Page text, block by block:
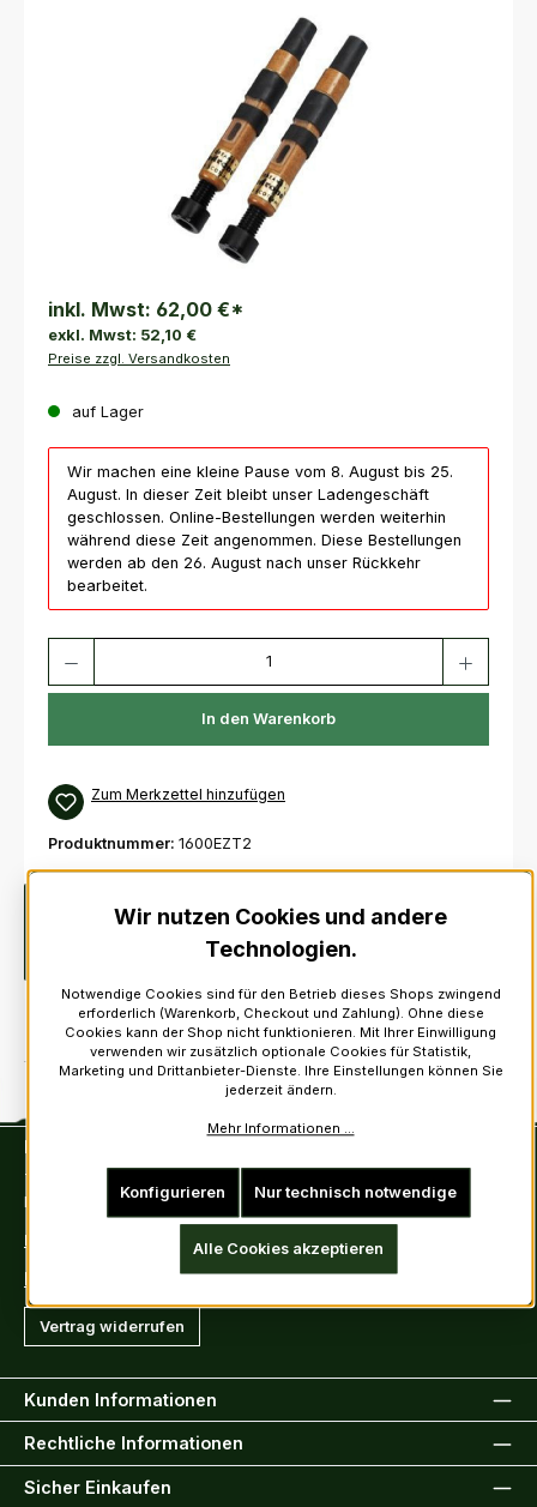
inkl. Mwst: 62,00 €*
exkl. Mwst: 52,10 €
Preise zzgl. Versandkosten
auf Lager
Wir machen eine kleine Pause vom 8. August bis 25.
August. In dieser Zeit bleibt unser Ladengeschäft
geschlossen. Online-Bestellungen werden weiterhin
während diese Zeit angenommen. Diese Bestellungen
werden ab den 26. August nach unser Rückkehr
bearbeitet.
In den Warenkorb
Zum Merkzettel hinzufügen
Produktnummer: 1600EZT2
Beschreibung
Die Ezeedrone Standard Tenor Drone Reeds
Klangqualität konzipiert. Si…Mehr
Tel: +49 (0)6222-388030
Fax: +49 (0)6222-388031
E-Mail: info@kiltsandmore.com
Vertrag widerrufen
Kunden Informationen
Rechtliche Informationen
Sicher Einkaufen
Wir nutzen Cookies und andere
Technologien.
Notwendige Cookies sind für den Betrieb dieses Shops zwingend
erforderlich (Warenkorb, Checkout und Zahlung). Ohne diese
Cookies kann der Shop nicht funktionieren. Mit Ihrer Einwilligung
verwenden wir zusätzlich optionale Cookies für Statistik,
Marketing und Drittanbieter-Dienste. Ihre Einstellungen können Sie
jederzeit ändern.
Mehr Informationen ...
Nur technisch notwendige
Konfigurieren
Alle Cookies akzeptieren